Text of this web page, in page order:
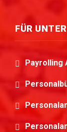
FÜR
Payrolling